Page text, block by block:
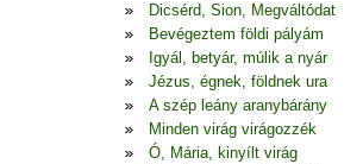
Dicsérd, Sion, Megváltódat
Bevégeztem földi pályám
Igyál, betyár, múlik a nyár
Jézus, égnek, földnek ura
A szép leány aranybárány
Minden virág virágozzék
Ó, Mária, kinyílt virág